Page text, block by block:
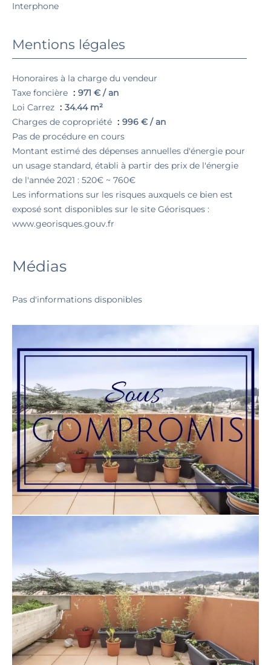
Interphone
Mentions légales
Honoraires à la charge du vendeur
Taxe foncière
971 € / an
Loi Carrez
34.44 m²
Charges de copropriété
996 € / an
Pas de procédure en cours
Montant estimé des dépenses annuelles d'énergie pour
un usage standard, établi à partir des prix de l'énergie
de l'année 2021 : 520€ ~ 760€
Les informations sur les risques auxquels ce bien est
exposé sont disponibles sur le site Géorisques :
www.georisques.gouv.fr
Médias
Pas d'informations disponibles